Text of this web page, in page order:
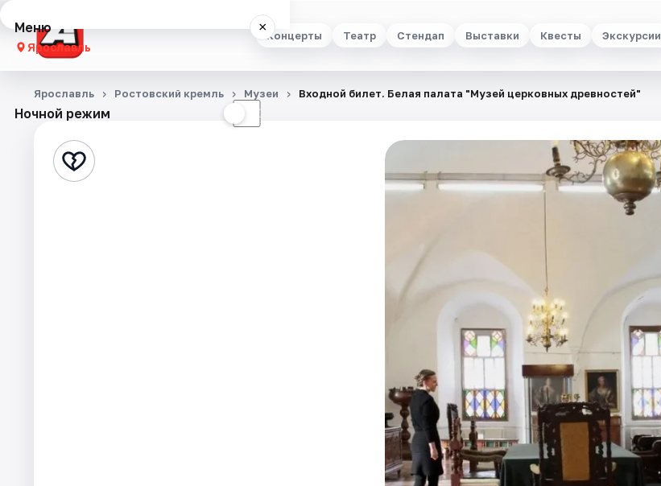
Концерты Театр Стендап Выставки Квесты Экскурсии
Меню ×
Ярославль
Концерты
Стендап
Ночной режим ☾
Ярославль Ростовский кремль Музеи Входной билет. Белая палата "Музей церковных древностей"